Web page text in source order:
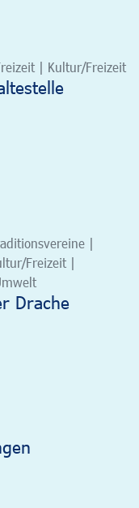
| Kultur/Freizeit
|
Freizeit |
Drache